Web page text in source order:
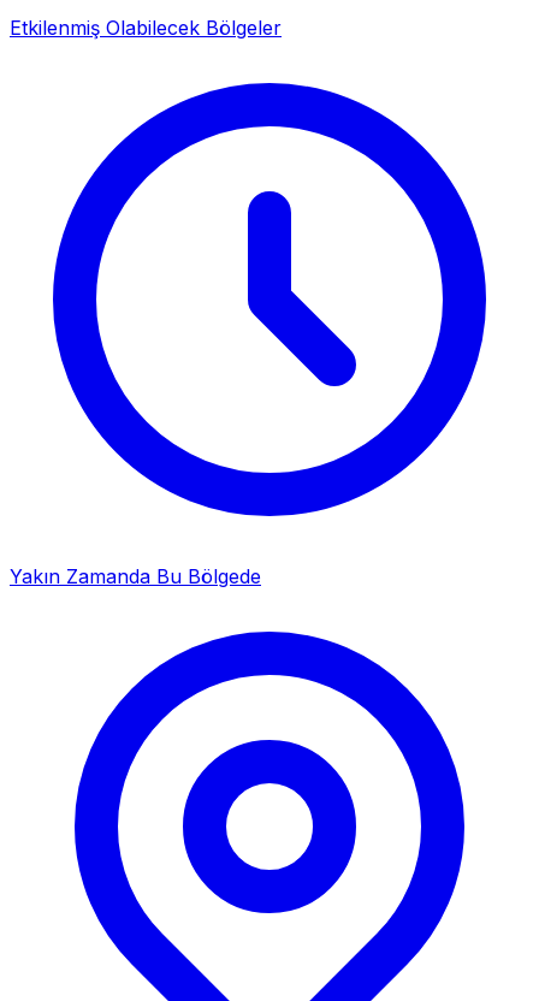
Etkilenmiş Olabilecek Bölgeler
Yakın Zamanda Bu Bölgede